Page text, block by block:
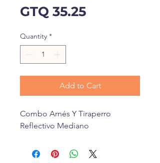
GTQ 35.25Price
Quantity *
Add to Cart
Combo Arnés Y Tiraperro
Reflectivo Mediano